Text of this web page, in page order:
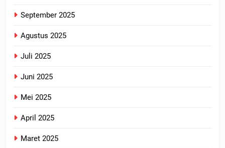
September 2025
Agustus 2025
Juli 2025
Juni 2025
Mei 2025
April 2025
Maret 2025